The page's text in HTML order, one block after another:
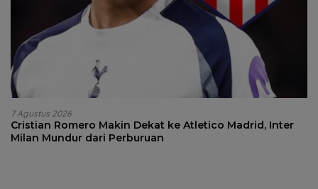
7 Agustus 2026
Cristian Romero Makin Dekat ke Atletico Madrid, Inter
Milan Mundur dari Perburuan